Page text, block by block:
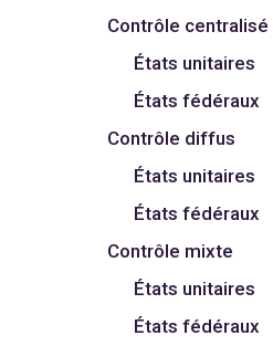
Contrôle centralisé
États unitaires
États fédéraux
Contrôle diffus
États unitaires
États fédéraux
Contrôle mixte
États unitaires
États fédéraux